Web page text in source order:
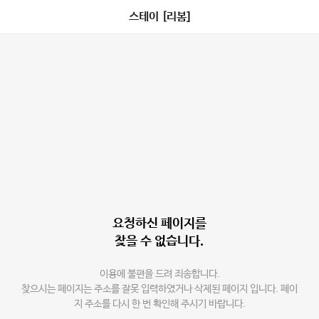
스테이 [리봄]
요청하신 페이지를
찾을 수 없습니다.
이용에 불편을 드려 죄송합니다.
찾으시는 페이지는 주소를 잘못 입력하였거나 삭제된 페이지 입니다. 페이
지 주소를 다시 한 번 확인해 주시기 바랍니다.